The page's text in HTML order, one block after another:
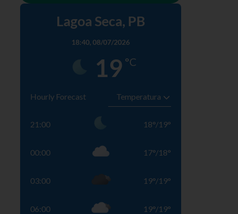
Lagoa Seca, PB
18:40, 08/07/2026
19 °C
Hourly Forecast
21:00 18°/19°
00:00 17°/18°
03:00 19°/19°
06:00 19°/19°